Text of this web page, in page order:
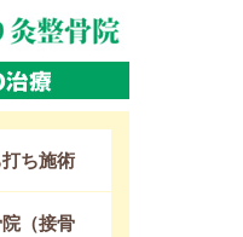
ち施術
（接骨